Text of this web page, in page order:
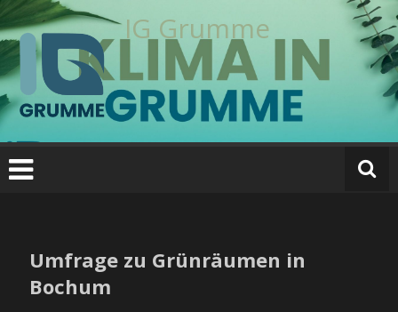
Zum
Inhalt
springen
IG Grumme
Umfrage zu Grünräumen in
Bochum